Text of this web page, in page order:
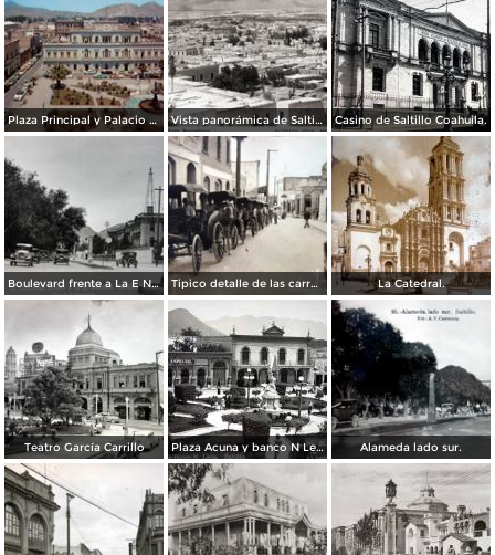
Plaza Principal y Palacio de Gobierno Vista panorámica de Saltillo Casino de Saltillo Coahuila.
Boulevard frente a La E Normal. Tipico detalle de las carrozas.( Circulada el 3 de Agosto de 1946 ) La Catedral.
Teatro García Carrillo Plaza Acuna y banco N Leon.( Circulada el 1 de Marzo de 1930 ). Alameda lado sur.